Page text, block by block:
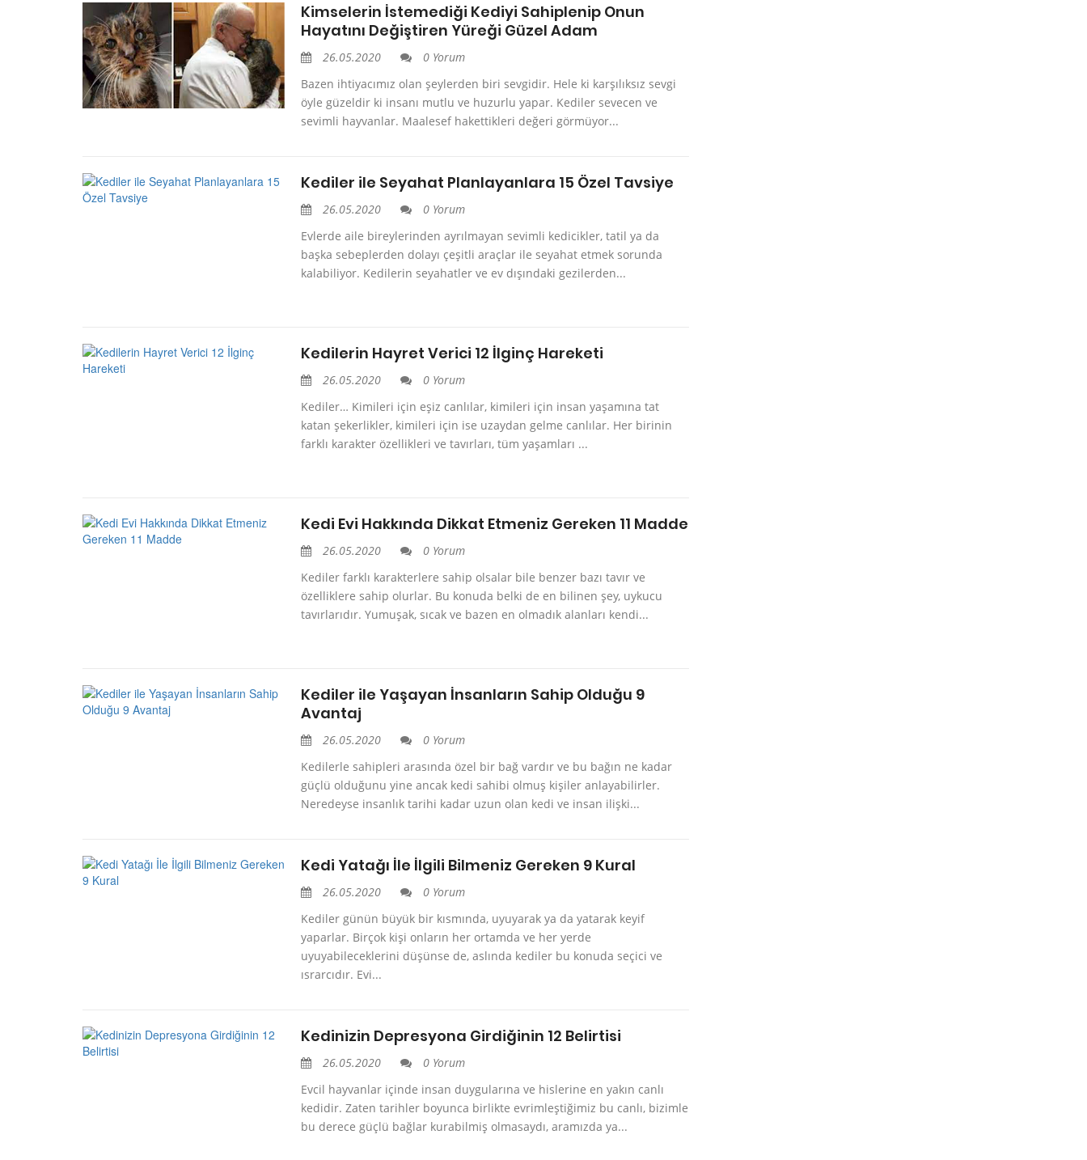
Kimselerin İstemediği Kediyi Sahiplenip Onun
Hayatını Değiştiren Yüreği Güzel Adam
26.05.2020
0 Yorum
Bazen ihtiyacımız olan şeylerden biri sevgidir. Hele ki karşılıksız sevgi
öyle güzeldir ki insanı mutlu ve huzurlu yapar. Kediler sevecen ve
sevimli hayvanlar. Maalesef hakettikleri değeri görmüyor...
Kediler ile Seyahat Planlayanlara 15 Özel Tavsiye
26.05.2020
0 Yorum
Evlerde aile bireylerinden ayrılmayan sevimli kedicikler, tatil ya da
başka sebeplerden dolayı çeşitli araçlar ile seyahat etmek sorunda
kalabiliyor. Kedilerin seyahatler ve ev dışındaki gezilerden...
Kedilerin Hayret Verici 12 İlginç Hareketi
26.05.2020
0 Yorum
Kediler… Kimileri için eşiz canlılar, kimileri için insan yaşamına tat
katan şekerlikler, kimileri için ise uzaydan gelme canlılar. Her birinin
farklı karakter özellikleri ve tavırları, tüm yaşamları ...
Kedi Evi Hakkında Dikkat Etmeniz Gereken 11 Madde
26.05.2020
0 Yorum
Kediler farklı karakterlere sahip olsalar bile benzer bazı tavır ve
özelliklere sahip olurlar. Bu konuda belki de en bilinen şey, uykucu
tavırlarıdır. Yumuşak, sıcak ve bazen en olmadık alanları kendi...
Kediler ile Yaşayan İnsanların Sahip Olduğu 9
Avantaj
26.05.2020
0 Yorum
Kedilerle sahipleri arasında özel bir bağ vardır ve bu bağın ne kadar
güçlü olduğunu yine ancak kedi sahibi olmuş kişiler anlayabilirler.
Neredeyse insanlık tarihi kadar uzun olan kedi ve insan ilişki...
Kedi Yatağı İle İlgili Bilmeniz Gereken 9 Kural
26.05.2020
0 Yorum
Kediler günün büyük bir kısmında, uyuyarak ya da yatarak keyif
yaparlar. Birçok kişi onların her ortamda ve her yerde
uyuyabileceklerini düşünse de, aslında kediler bu konuda seçici ve
ısrarcıdır. Evi...
Kedinizin Depresyona Girdiğinin 12 Belirtisi
26.05.2020
0 Yorum
Evcil hayvanlar içinde insan duygularına ve hislerine en yakın canlı
kedidir. Zaten tarihler boyunca birlikte evrimleştiğimiz bu canlı, bizimle
bu derece güçlü bağlar kurabilmiş olmasaydı, aramızda ya...